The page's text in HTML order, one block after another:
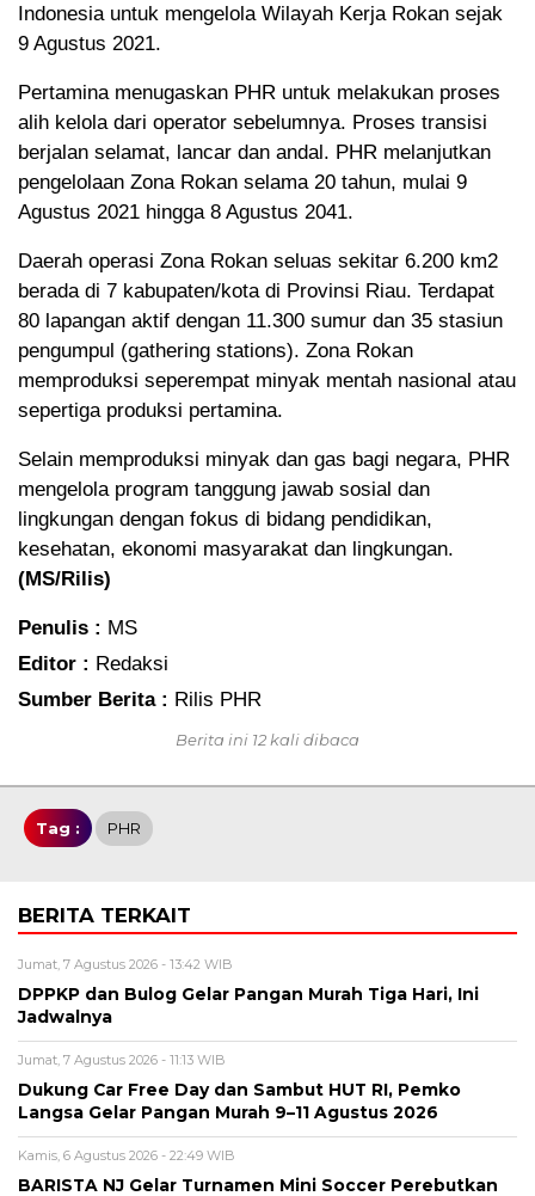
Indonesia untuk mengelola Wilayah Kerja Rokan sejak
9 Agustus 2021.
Pertamina menugaskan PHR untuk melakukan proses
alih kelola dari operator sebelumnya. Proses transisi
berjalan selamat, lancar dan andal. PHR melanjutkan
pengelolaan Zona Rokan selama 20 tahun, mulai 9
Agustus 2021 hingga 8 Agustus 2041.
Daerah operasi Zona Rokan seluas sekitar 6.200 km2
berada di 7 kabupaten/kota di Provinsi Riau. Terdapat
80 lapangan aktif dengan 11.300 sumur dan 35 stasiun
pengumpul (gathering stations). Zona Rokan
memproduksi seperempat minyak mentah nasional atau
sepertiga produksi pertamina.
Selain memproduksi minyak dan gas bagi negara, PHR
mengelola program tanggung jawab sosial dan
lingkungan dengan fokus di bidang pendidikan,
kesehatan, ekonomi masyarakat dan lingkungan.
(MS/Rilis)
Penulis : MS
Editor : Redaksi
Sumber Berita : Rilis PHR
Berita ini 12 kali dibaca
Tag : PHR
BERITA TERKAIT
Jumat, 7 Agustus 2026 - 13:42 WIB
DPPKP dan Bulog Gelar Pangan Murah Tiga Hari, Ini
Jadwalnya
Jumat, 7 Agustus 2026 - 11:13 WIB
Dukung Car Free Day dan Sambut HUT RI, Pemko
Langsa Gelar Pangan Murah 9–11 Agustus 2026
Kamis, 6 Agustus 2026 - 22:49 WIB
BARISTA NJ Gelar Turnamen Mini Soccer Perebutkan